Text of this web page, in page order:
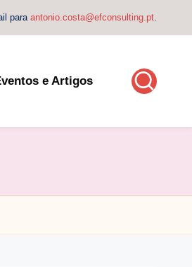
para antonio.costa@efconsulting.pt.
e Artigos